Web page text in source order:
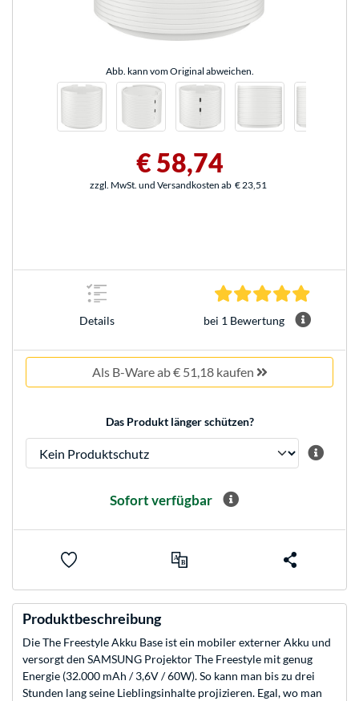
Abb. kann vom Original abweichen.
€ 58,74
zzgl. MwSt. und Versandkosten ab € 23,51
Details bei 1 Bewertung
Als B-Ware ab € 51,18 kaufen
Das Produkt länger schützen?
Sofort verfügbar
Produktbeschreibung
Die The Freestyle Akku Base ist ein mobiler externer Akku und
versorgt den SAMSUNG Projektor The Freestyle mit genug
Energie (32.000 mAh / 3,6V / 60W). So kann man bis zu drei
Stunden lang seine Lieblingsinhalte projizieren. Egal, wo man